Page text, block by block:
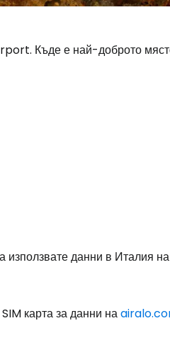
Къде е най-доброто
използвате данни в Италия на
карта за данни на
с Google